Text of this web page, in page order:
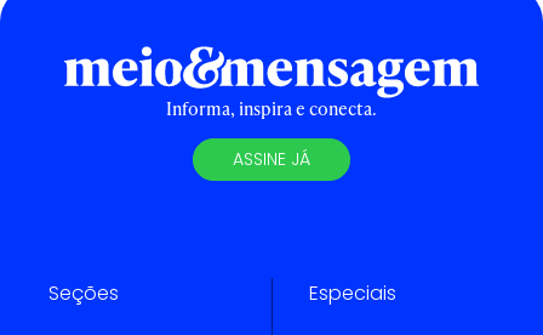
Informa, inspira e conecta.
ASSINE JÁ
Seções Especiais